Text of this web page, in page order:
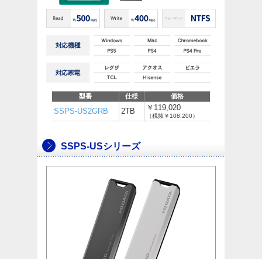
型番 仕様 価格
SSPS-US2GRB 2TB ￥119,020
（税抜￥108,200）
SSPS-USシリーズ